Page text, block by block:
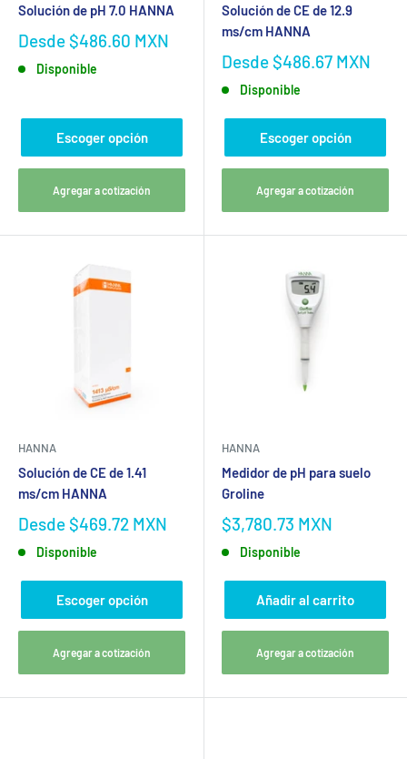
Solución de pH 7.0 HANNA
Desde $486.60 MXN
Disponible
Escoger opción
Agregar a cotización
Solución de CE de 12.9
ms/cm HANNA
Desde $486.67 MXN
Disponible
Escoger opción
Agregar a cotización
HANNA
Solución de CE de 1.41
ms/cm HANNA
Desde $469.72 MXN
Disponible
Escoger opción
Agregar a cotización
HANNA
Medidor de pH para suelo
Groline
$3,780.73 MXN
Disponible
Añadir al carrito
Agregar a cotización